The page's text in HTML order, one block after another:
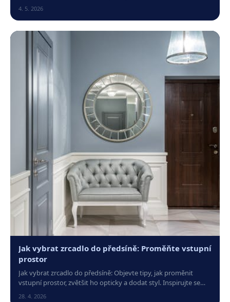
4. 5. 2026
Jak vybrat zrcadlo do předsíně: Proměňte vstupní
prostor
Jak vybrat zrcadlo do předsíně: Objevte tipy, jak proměnit
vstupní prostor, zvětšit ho opticky a dodat styl. Inspirujte se
28. 4. 2026